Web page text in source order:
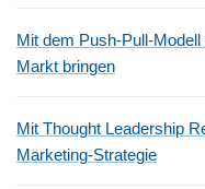
Mit dem Push-Pull-
Markt bringen
Mit Thought Leadership
Marketing-Strategie